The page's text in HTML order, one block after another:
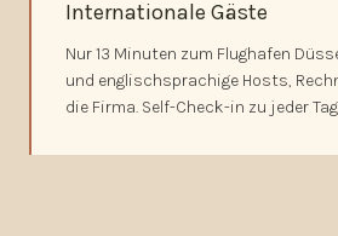
Internationale Gäste
Nur 13 Minuten zum Flughafen
und englischsprachige Hosts,
die Firma. Self-Check-in zu jeder